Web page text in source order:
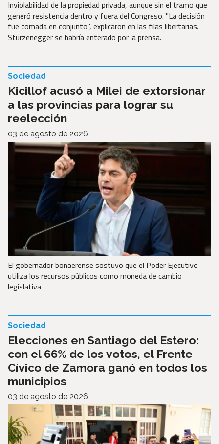
Inviolabilidad de la propiedad privada, aunque sin el tramo que
generó resistencia dentro y fuera del Congreso. "La decisión
fue tomada en conjunto", explicaron en las filas libertarias.
Sturzenegger se habría enterado por la prensa.
Kicillof acusó a Milei de extorsionar
a las provincias para lograr su
reelección
Sociedad
03 de agosto de 2026
El gobernador bonaerense sostuvo que el Poder Ejecutivo
utiliza los recursos públicos como moneda de cambio
legislativa.
Elecciones en Santiago del Estero:
con el 66% de los votos, el Frente
Cívico de Zamora ganó en todos los
municipios
Sociedad
03 de agosto de 2026